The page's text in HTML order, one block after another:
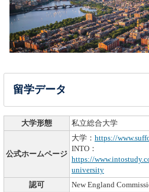
留学データ
大学形態 私立総合大学
公式ホームページ
大学： https://
INTO：
https://
university
認可
New England